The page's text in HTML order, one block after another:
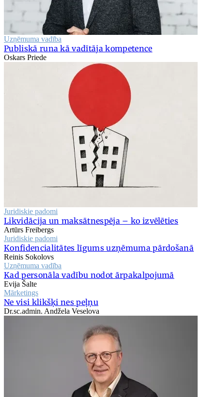
Uzņēmuma vadība
Publiskā runa kā vadītāja kompetence
Oskars Priede
Juridiskie padomi
Likvidācija un maksātnespēja – ko izvēlēties
Artūrs Freibergs
Juridiskie padomi
Konfidencialitātes līgums uzņēmuma pārdošanā
Reinis Sokolovs
Uzņēmuma vadība
Kad personāla vadību nodot ārpakalpojumā
Evija Šalte
Mārketings
Ne visi klikšķi nes peļņu
Dr.sc.admin. Andžela Veselova